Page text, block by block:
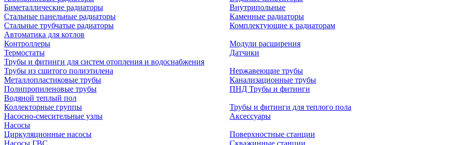
Биметаллические радиаторы
Стальные панельные радиаторы
Стальные трубчатые радиаторы
Внутрипольные
Каменные радиаторы
Комплектующие к радиаторам
Автоматика для котлов
Контроллеры
Термостаты
Модули расширения
Датчики
Трубы и фитинги для систем отопления и водоснабжения
Трубы из сшитого полиэтилена
Металлопластиковые трубы
Полипропиленовые трубы
Нержавеющие трубы
Канализационные трубы
ПНД Трубы и фитинги
Водяной теплый пол
Коллекторные группы
Насосно-смесительные узлы
Трубы и фитинги для теплого пола
Аксессуары
Насосы
Циркуляционные насосы
Насосы ГВС
Поверхностные станции
Скважинные станции